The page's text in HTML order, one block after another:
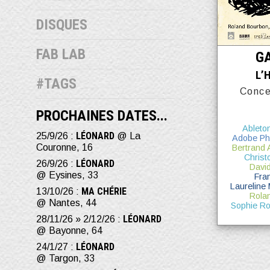
DISQUES
FAB LAB
#TAGS
PROCHAINES DATES...
25/9/26 : LÉONARD @ La
Couronne, 16
26/9/26 : LÉONARD
@ Eysines, 33
13/10/26 : MA CHÉRIE
@ Nantes, 44
28/11/26 » 2/12/26 : LÉONARD
@ Bayonne, 64
24/1/27 : LÉONARD
@ Targon, 33
Adobe
Bertrand
Laureline
Sophie